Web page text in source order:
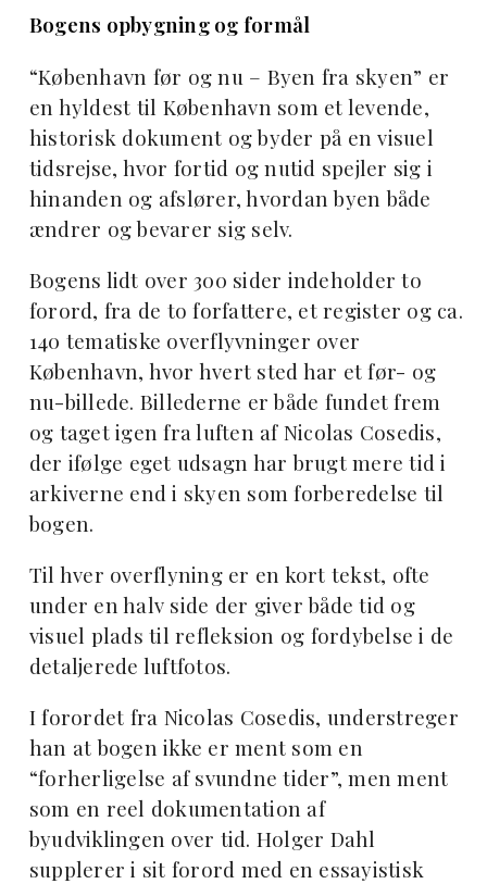
Bogens opbygning og formål
“København før og nu – Byen fra skyen” er
en hyldest til København som et levende,
historisk dokument og byder på en visuel
tidsrejse, hvor fortid og nutid spejler sig i
hinanden og afslører, hvordan byen både
ændrer og bevarer sig selv.
Bogens lidt over 300 sider indeholder to
forord, fra de to forfattere, et register og ca.
140 tematiske overflyvninger over
København, hvor hvert sted har et før- og
nu-billede. Billederne er både fundet frem
og taget igen fra luften af Nicolas Cosedis,
der ifølge eget udsagn har brugt mere tid i
arkiverne end i skyen som forberedelse til
bogen.
Til hver overflyning er en kort tekst, ofte
under en halv side der giver både tid og
visuel plads til refleksion og fordybelse i de
detaljerede luftfotos.
I forordet fra Nicolas Cosedis, understreger
han at bogen ikke er ment som en
“forherligelse af svundne tider”, men ment
som en reel dokumentation af
byudviklingen over tid. Holger Dahl
supplerer i sit forord med en essayistisk